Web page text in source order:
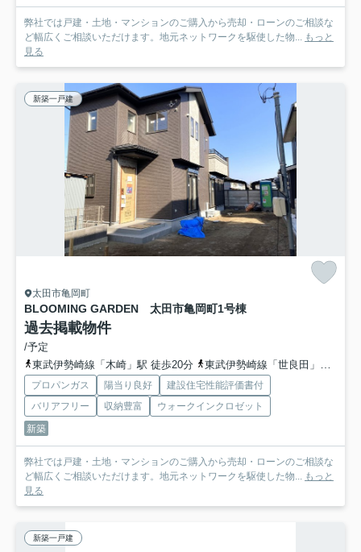
弊社では戸建・土地・マンションのご購入から売却・ローンのご相談な
ど幅広くご相談いただけます。地元ネットワークを駆使した物... もっと
見る
新築一戸建
太田市亀岡町
BLOOMING GARDEN 太田市亀岡町1号棟
過去掲載物件
/予定
東武伊勢崎線「木崎」駅 徒歩20分
東武伊勢崎線「世良田」駅 徒歩47分
プロパンガス 陽当り良好
建設住宅性能評価書付
バリアフリー
収納豊富
ウォークインクロゼット
新築
弊社では戸建・土地・マンションのご購入から売却・ローンのご相談な
ど幅広くご相談いただけます。地元ネットワークを駆使した物... もっと
見る
新築一戸建